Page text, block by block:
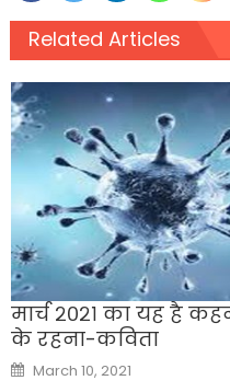
Related Articles
मार्च २०२१ का यह है
के रहना-कविता
Posted
on
March 10, 2021